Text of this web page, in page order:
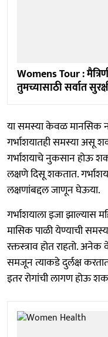
Womens Tour :
तुमच्यासाठी सर्वात
या समस्या केवळ मानसिक
गर्भाशयातही समस्या असू
गर्भाशयाचे नुकसान होऊ
लक्षणे दिसू शकतात.
लक्षणांबद्दल जाणून घेऊया.
गर्भाशयाला इजा झाल्यास
मासिक पाळी येण्याची
रक्तस्त्राव होत राहतो.
समजून त्याकडे दुर्लक्ष
इतर रोगांची लागण होऊ